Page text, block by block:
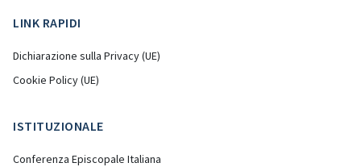
LINK RAPIDI
Dichiarazione sulla Privacy (UE)
Cookie Policy (UE)
ISTITUZIONALE
Conferenza Episcopale Italiana